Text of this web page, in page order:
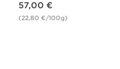
57,00 €
(22,80 €/100g)